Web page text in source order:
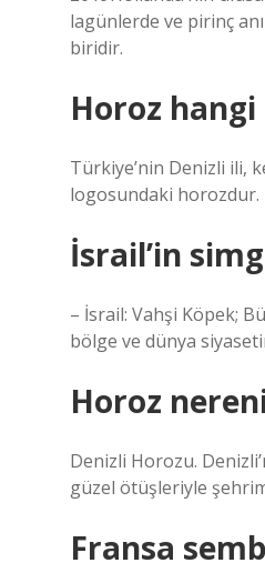
lagünlerde ve pirinç
biridir.
Horoz
Türkiye’nin Denizli ili,
logosundaki horozdur.
İsrail’in
– İsrail: Vahşi Köpek;
bölge ve dünya
Horoz
Denizli Horozu.
güzel ötüşleriyle
Fransa